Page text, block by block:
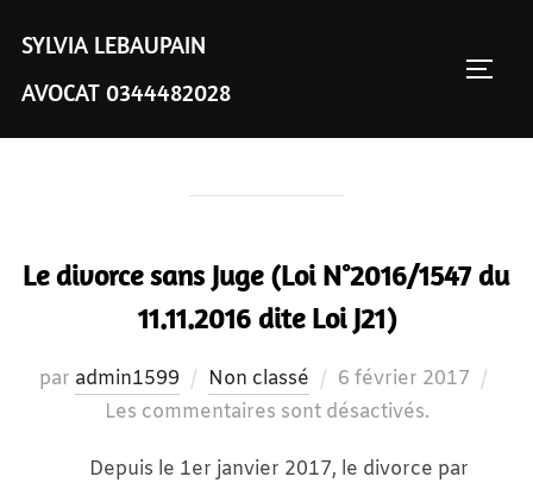
contenu
SYLVIA LEBAUPAIN
AVOCAT 0344482028
ÉTIQUETTE :compétence étendue à
Le divorce sans Juge (Loi N°2016/1547 du
11.11.2016 dite Loi J21)
par admin1599 Non classé
Publié
le
6 février 2017
Les commentaires sont désactivés.
Depuis le 1er janvier 2017, le divorce par